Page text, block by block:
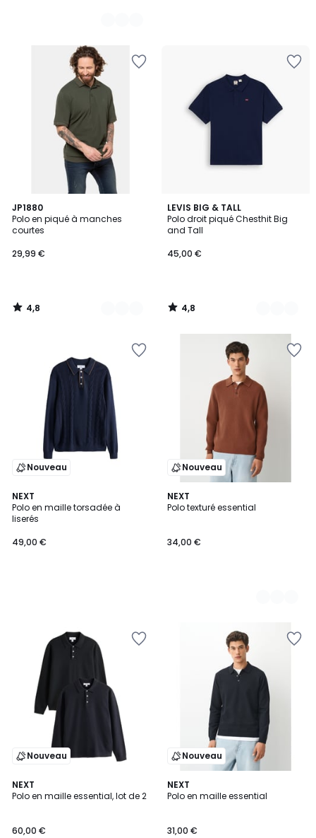
JP1880
Polo en piqué à manches
courtes
29,99 €
4,8
/ 5
24
Couleurs
4,8
/
LEVIS BIG & TALL
Polo droit piqué Chesthit Big
and Tall
45,00 €
4,8
/ 5
2
Couleurs
4,8
/
Nouveau
NEXT
Polo en maille torsadée à
liserés
49,00 €
Nouveau
NEXT
Polo texturé essential
34,00 €
2
Couleurs
Nouveau
NEXT
Polo en maille essential, lot de 2
60,00 €
2
Couleurs
Nouveau
NEXT
Polo en maille essential
31,00 €
3
Couleurs